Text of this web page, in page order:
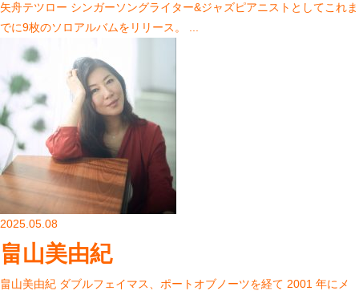
矢舟テツロー シンガーソングライター&ジャズピアニストとしてこれま
でに9枚のソロアルバムをリリース。 ...
2025.05.08
畠山美由紀
畠山美由紀 ダブルフェイマス、ポートオブノーツを経て 2001 年にメ